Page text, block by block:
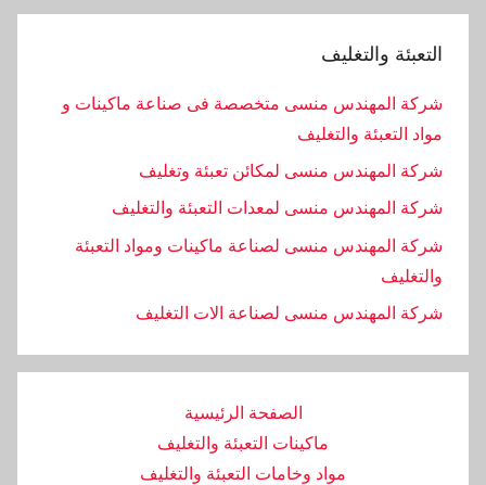
التعبئة والتغليف
شركة المهندس منسى متخصصة فى صناعة ماكينات و
مواد التعبئة والتغليف
شركة المهندس منسى لمكائن تعبئة وتغليف
شركة المهندس منسى لمعدات التعبئة والتغليف
شركة المهندس منسى لصناعة ماكينات ومواد التعبئة
والتغليف
‏شركة المهندس منسى لصناعة الات التغليف
الصفحة الرئيسية
ماكينات التعبئة والتغليف
مواد وخامات التعبئة والتغليف